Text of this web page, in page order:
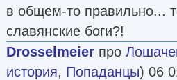
в общем-то правильно...
славянские боги?!
Drosselmeier про
история, Попаданцы) 06